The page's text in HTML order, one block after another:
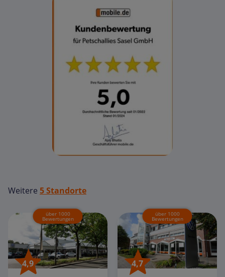
Weitere 5 Standorte
über 1000
Bewertungen
4,9
über 1000
Bewertungen
4,7